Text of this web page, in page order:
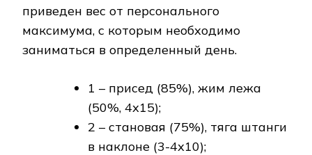
приведен вес от персонального
максимума, с которым необходимо
заниматься в определенный день.
1 – присед (85%), жим лежа
(50%, 4х15);
2 – становая (75%), тяга штанги
в наклоне (3-4х10);